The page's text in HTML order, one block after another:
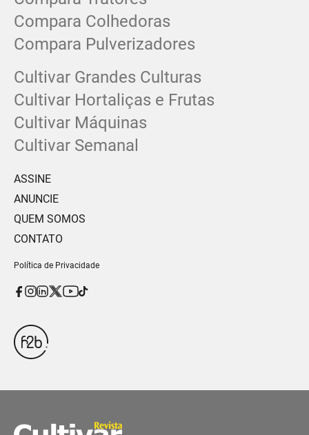
Compara Colhedoras
Compara Pulverizadores
Cultivar Grandes Culturas
Cultivar Hortaliças e Frutas
Cultivar Máquinas
Cultivar Semanal
ASSINE
ANUNCIE
QUEM SOMOS
CONTATO
Política de Privacidade